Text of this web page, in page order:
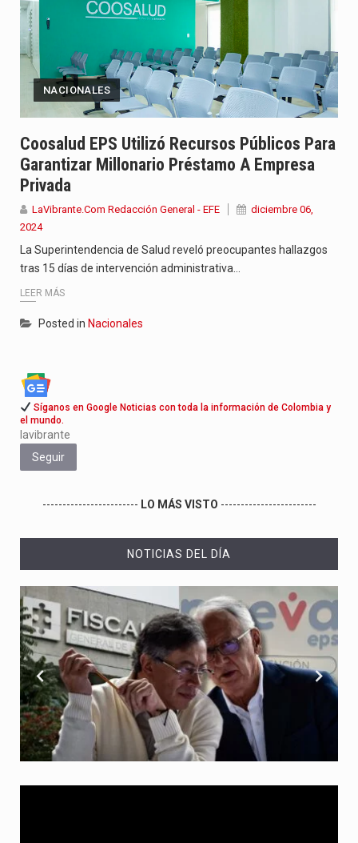
Si eres un trader que prefiere lidiar con condiciones de…
Saber cómo borrar el historial de operaciones en MT4 es…
La cantautora venezolana Joaquina vuelve a sorprender a sus seguidores…
La investigación por la muerte de Kevin Arley Acosta Pico,…
NACIONALES
Coosalud EPS Utilizó Recursos Públicos Para
Garantizar Millonario Préstamo A Empresa
Privada
LaVibrante.Com Redacción General - EFE
diciembre 06,
2024
La Superintendencia de Salud reveló preocupantes hallazgos
tras 15 días de intervención administrativa…
LEER MÁS
Posted in Nacionales
Síganos en Google Noticias con toda la información de Colombia y
el mundo.
lavibrante
Seguir
------------------------ LO MÁS VISTO ------------------------
NOTICIAS DEL DÍA